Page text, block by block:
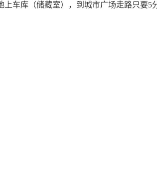
车库（储藏室），到城市广场走路只要5